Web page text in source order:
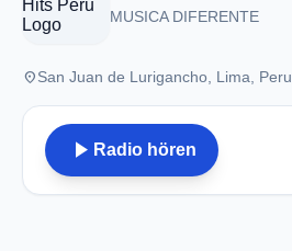
MUSICA DIFERENTE
placeSan Juan de Lurigancho, Lima, Peru
play_arrow Radio hören